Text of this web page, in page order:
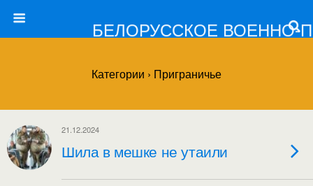
БЕЛОРУССКОЕ ВОЕННО-
Категории › Приграничье
21.12.2024
Шила в мешке не утаили